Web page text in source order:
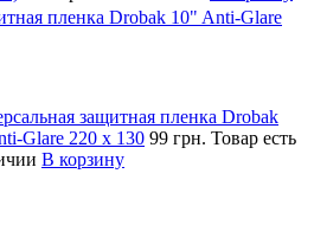
пленка Drobak 10" Anti-Glare
защитная пленка Drobak
Glare 220 x 130 99 грн. Товар есть
В корзину